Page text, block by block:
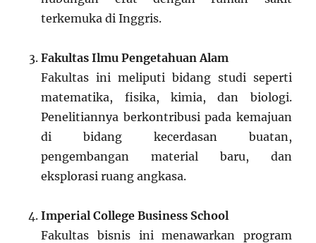
terkemuka di Inggris.
Fakultas Ilmu Pengetahuan Alam
Fakultas ini meliputi bidang studi seperti
matematika, fisika, kimia, dan biologi.
Penelitiannya berkontribusi pada kemajuan
di bidang kecerdasan buatan,
pengembangan material baru, dan
eksplorasi ruang angkasa.
Imperial College Business School
Fakultas bisnis ini menawarkan program